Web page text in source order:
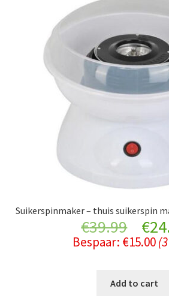
Suikerspinmaker – thuis suikerspin
€39.99
price
was:
€
Bespaar: €15.00
Add to cart